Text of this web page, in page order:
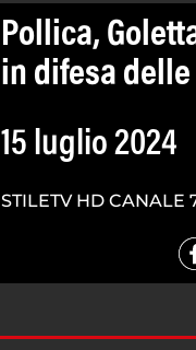
Pollica,
in difesa
15 luglio 2024
STILETV HD CANALE